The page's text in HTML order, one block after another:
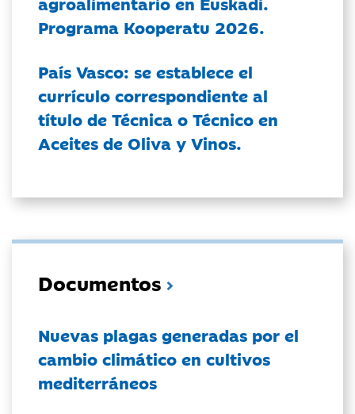
Programa Kooperatu 2026.
País Vasco: se establece el
currículo correspondiente al
título de Técnica o Técnico en
Aceites de Oliva y Vinos.
Documentos
Nuevas plagas generadas por el
cambio climático en cultivos
mediterráneos